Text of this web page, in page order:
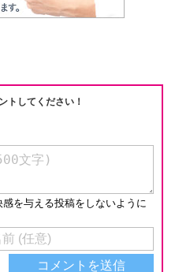
トしてください！